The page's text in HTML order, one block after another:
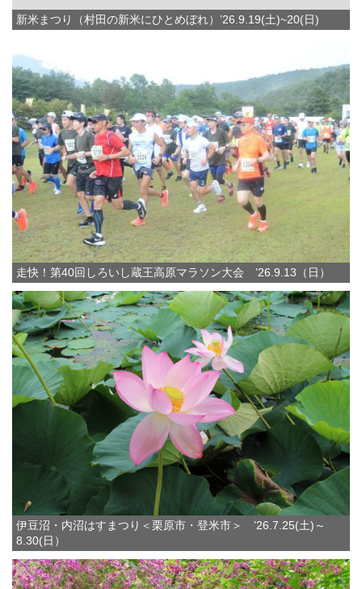
新米まつり（村田の新米にひとめぼれ）’26.9.19(土)~20(日)
走快！第40回しろいし蔵王高原マラソン大会 ’26.9.13（日）
伊豆沼・内沼はすまつり＜栗原市・登米市＞ ’26.7.25(土)～
8.30(日）